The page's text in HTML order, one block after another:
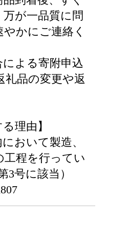
が一品質に問
かにご連絡く
よる寄附申込
品の変更や返
理由】
おいて製造、
工程を行ってい
3号に該当）